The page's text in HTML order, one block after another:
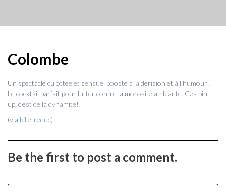
Colombe
Un spectacle culottée et sensuel boosté à la dérision et à l’humour !
Le cocktail parfait pour lutter contre la morosité ambiante. Ces pin-
up, c’est de la dynamite!!
(via billetreduc)
Be the first to post a comment.